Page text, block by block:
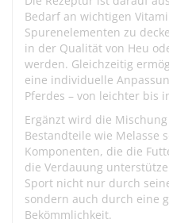
Bedarf an wichtigen
Spurenelementen zu
in der Qualität von Heu
werden. Gleichzeitig
eine individuelle
Pferdes – von leichter bis
Ergänzt wird die
Bestandteile wie Melasse
Komponenten, die die
die Verdauung
Sport nicht nur durch
sondern auch durch eine
Bekömmlichkeit.